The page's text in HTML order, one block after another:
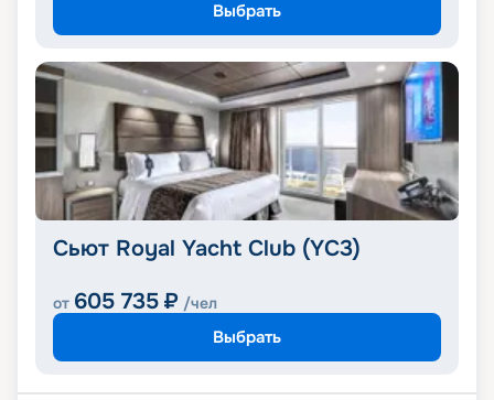
Выбрать
Сьют Royal Yacht Club (YC3)
от 605 735 ₽ /чел
Выбрать